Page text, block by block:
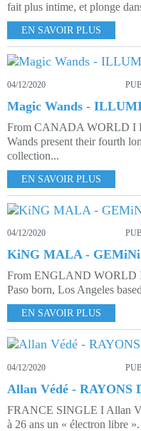
fait plus intime, et plonge
EN SAVOIR PLUS
04/12/2020
Magic Wands -
From CANADA WORLD I
Wands present their fourth
collection...
EN SAVOIR PLUS
04/12/2020
KiNG MALA - GEMiNi
From ENGLAND WORLD
Paso born, Los Angeles
EN SAVOIR PLUS
04/12/2020
Allan Védé - RAYONS
FRANCE SINGLE I Allan
à 26 ans un « électron libre